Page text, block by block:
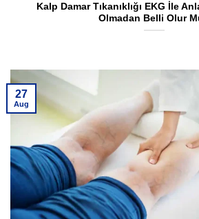
Kalp Damar Tıkanıklığı EKG İle
Olmadan Belli Olur
27
Aug